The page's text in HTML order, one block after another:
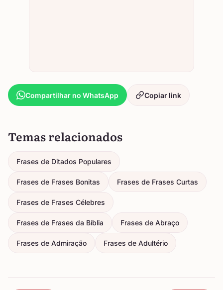
Compartilhar no WhatsApp Copiar link
Temas relacionados
Frases de Ditados Populares
Frases de Frases Bonitas Frases de Frases Curtas
Frases de Frases Célebres
Frases de Frases da Bíblia Frases de Abraço
Frases de Admiração Frases de Adultério